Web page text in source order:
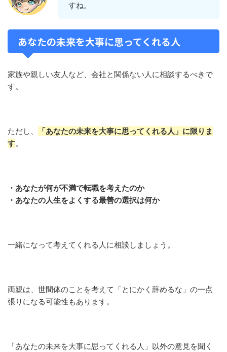
すね。
あなたの未来を大事に思ってくれる人
家族や親しい友人など、会社と関係ない人に相談するべきで
す。
ただし、
「あなたの未来を大事に思ってくれる人」に限りま
す。
・あなたが何が不満で転職を考えたのか
・あなたの人生をよくする最善の選択は何か
一緒になって考えてくれる人に相談しましょう。
両親は、世間体のことを考えて「とにかく辞めるな」の一点
張りになる可能性もあります。
「あなたの未来を大事に思ってくれる人」以外の意見を聞く